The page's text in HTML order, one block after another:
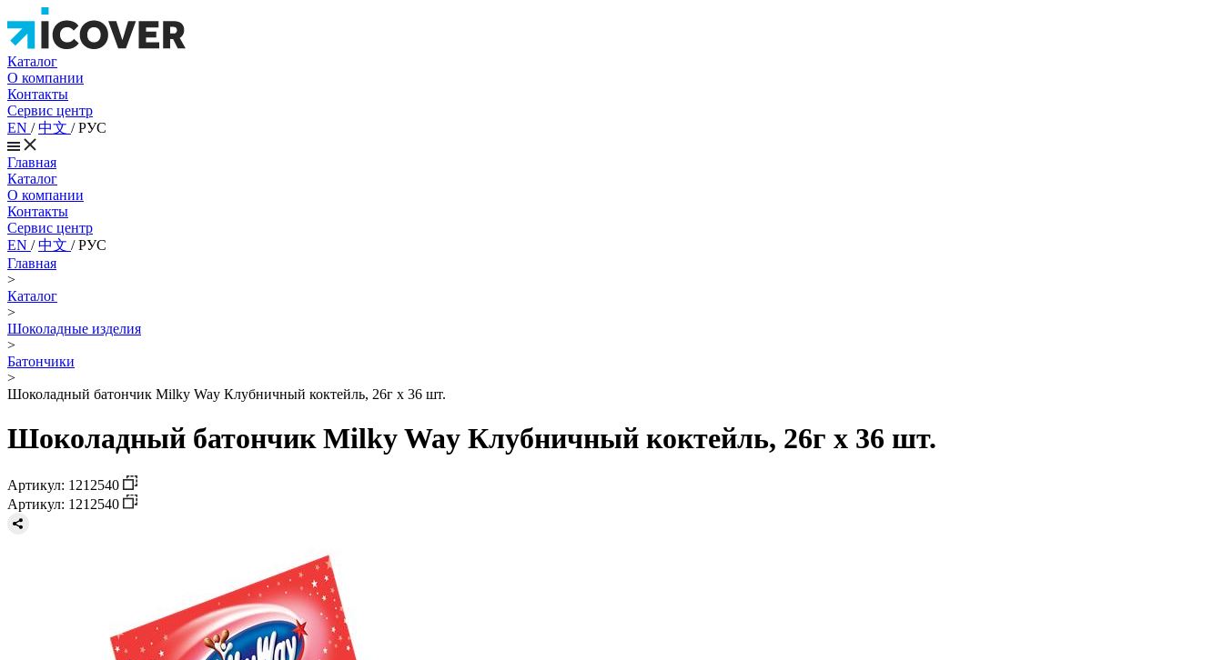
Каталог
О компании
Контакты
Сервис центр
EN /中文 /РУС
Главная
Каталог
О компании
Контакты
Сервис центр
EN /中文 /РУС
Главная
>
Каталог
>
Шоколадные изделия
>
Батончики
>
Шоколадный батончик Milky Way Клубничный коктейль, 26г х 36 шт.
Шоколадный батончик Milky Way Клубничный коктейль, 26г х 36 шт.
Артикул: 1212540
Артикул: 1212540